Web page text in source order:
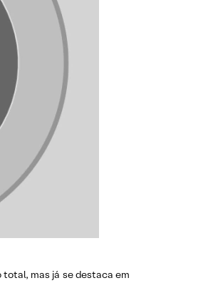
mas já se destaca em